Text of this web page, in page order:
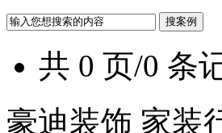
共 0 页/0 条
豪迪装饰 家装